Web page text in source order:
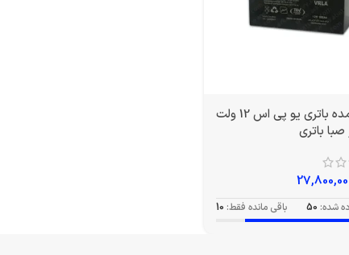
خرید عمده باتری یو پی اس 12 ولت
شده: 50 باقی مانده فقط: 10